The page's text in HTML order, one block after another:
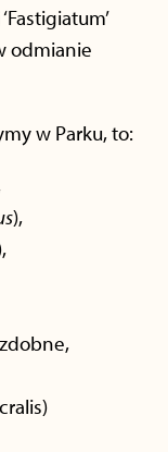
odmianie
w Parku, to:
),